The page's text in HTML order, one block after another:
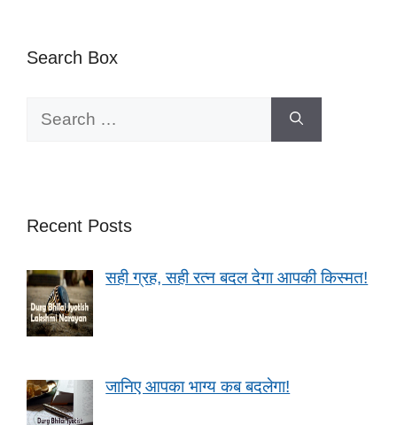
Search Box
Recent Posts
सही ग्रह, सही रत्न बदल देगा आपकी किस्मत!
जानिए आपका भाग्य कब बदलेगा!